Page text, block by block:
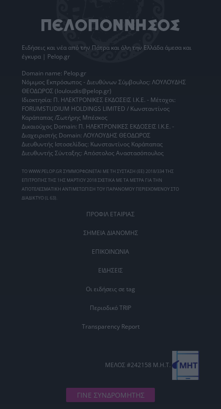
Ειδήσεις και νέα από την Πάτρα και όλη την Ελλάδα άμεσα και
έγκυρα | Pelop.gr
Domain name: Pelop.gr
Νόμιμος Εκπρόσωπος - Διευθύνων Σύμβουλος: ΛΟΥΛΟΥΔΗΣ
ΘΕΟΔΩΡΟΣ (louloudis@pelop.gr)
Ιδιοκτησία: Π. ΗΛΕΚΤΡΟΝΙΚΕΣ ΕΚΔΟΣΕΙΣ Ι.Κ.Ε. - Μέτοχοι:
FORUMSTUDIUM HOLDINGS LIMITED / Κωνσταντίνος
Καράπαπας /Σωτήρης Μπέσκος
Δικαιούχος Domain: Π. ΗΛΕΚΤΡΟΝΙΚΕΣ ΕΚΔΟΣΕΙΣ Ι.Κ.Ε. -
Διαχειριστής Domain: ΛΟΥΛΟΥΔΗΣ ΘΕΟΔΩΡΟΣ
Διευθυντής Ιστοσελίδας: Κωνσταντίνος Καράπαπας
Διευθυντής Σύνταξης: Απόστολος Αναστασόπουλος
ΤΟ WWW.PELOP.GR ΣΥΜΜΟΡΦΩΝΕΤΑΙ ΜΕ ΤΗ ΣΥΣΤΑΣΗ (ΕΕ) 2018/334 ΤΗΣ
ΕΠΙΤΡΟΠΗΣ ΤΗΣ 1ΗΣ ΜΑΡΤΙΟΥ 2018 ΣΧΕΤΙΚΑ ΜΕ ΤΑ ΜΕΤΡΑ ΓΙΑ ΤΗΝ
ΑΠΟΤΕΛΕΣΜΑΤΙΚΗ ΑΝΤΙΜΕΤΩΠΙΣΗ ΤΟΥ ΠΑΡΑΝΟΜΟΥ ΠΕΡΙΕΧΟΜΕΝΟΥ ΣΤΟ
ΔΙΑΔΙΚΤΥΟ (L 63).
ΠΡΟΦΙΛ ΕΤΑΙΡΙΑΣ
ΣΗΜΕΙΑ ΔΙΑΝΟΜΗΣ
ΕΠΙΚΟΙΝΩΝΙΑ
ΕΙΔΗΣΕΙΣ
Οι ειδήσεις σε tag
Περιοδικό TRIP
Transparency Report
ΓΙΝΕ ΣΥΝΔΡΟΜΗΤΗΣ
ΜΕΛΟΣ #242158 Μ.Η.Τ.